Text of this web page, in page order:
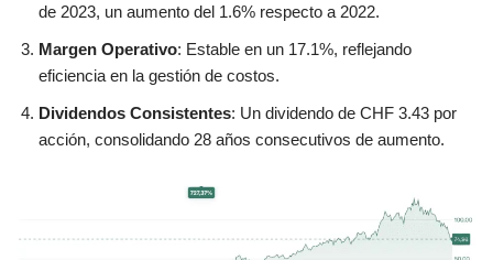
de 2023, un aumento del 1.6% respecto a 2022.
Margen Operativo: Estable en un 17.1%, reflejando
eficiencia en la gestión de costos.
Dividendos Consistentes: Un dividendo de CHF 3.43 por
acción, consolidando 28 años consecutivos de aumento.